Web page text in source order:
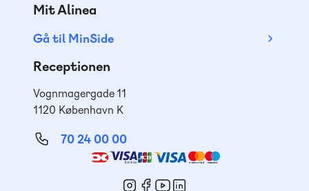
Mit Alinea
Gå til MinSide
Receptionen
Vognmagergade 11
1120 København K
70 24 00 00